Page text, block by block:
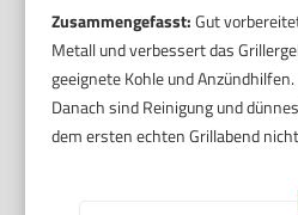
Zusammengefasst:Gut
Metall und verbessert das
geeignete Kohle und
Danach sind Reinigung und
dem ersten echten Grillabend